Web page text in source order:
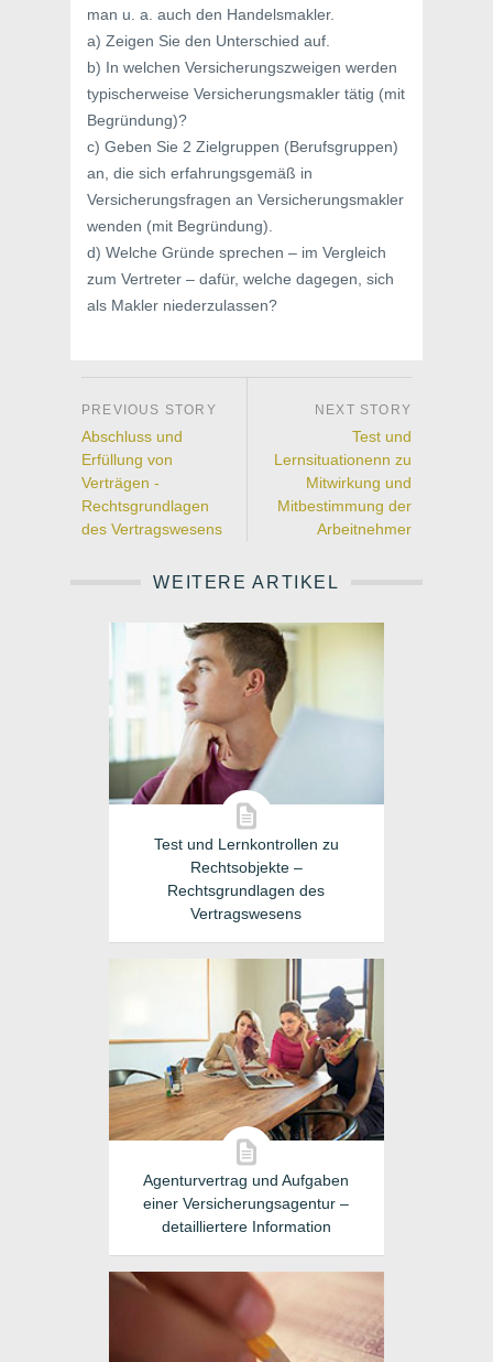
man u. a. auch den Handelsmakler.
a) Zeigen Sie den Unterschied auf.
b) In welchen Versicherungszweigen werden
typischerweise Versicherungsmakler tätig (mit
Begründung)?
c) Geben Sie 2 Zielgruppen (Berufsgruppen)
an, die sich erfahrungsgemäß in
Versicherungsfragen an Versicherungsmakler
wenden (mit Begründung).
d) Welche Gründe sprechen – im Vergleich
zum Vertreter – dafür, welche dagegen, sich
als Makler niederzulassen?
Abschluss und
Erfüllung von
Verträgen -
Rechtsgrundlagen
des Vertragswesens
Test und
Lernsituationenn zu
Mitwirkung und
Mitbestimmung der
Arbeitnehmer
WEITERE ARTIKEL
Test und Lernkontrollen zu
Rechtsobjekte –
Rechtsgrundlagen des
Vertragswesens
Agenturvertrag und Aufgaben
einer Versicherungsagentur –
detailliertere Information